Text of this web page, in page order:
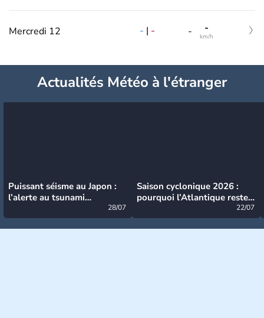
Mercredi 12 - | - - -
km/h
Actualités Météo à l'étranger
Puissant séisme au Japon :
l’alerte au tsunami
28/07
Saison cyclonique 2026 :
pourquoi l’Atlantique reste
22/07